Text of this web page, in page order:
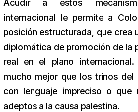
Acudir a estos
internacional le permite a
posición estructurada, que crea
diplomática de promoción de la
real en el plano
mucho mejor que los trinos del
con lenguaje impreciso o que
adeptos a la causa palestina.